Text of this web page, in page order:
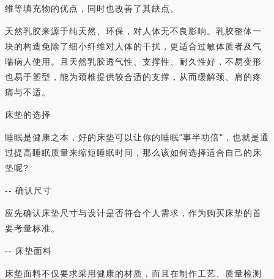
维等填充物的优点，同时也改善了其缺点。
天然乳胶来源于纯天然、环保，对人体无不良影响。乳胶整体一
块的构造免除了细小纤维对人体的干扰，更适合过敏体质者及气
喘病人使用。且天然乳胶透气性、支撑性、耐久性好，不易变形
也易于塑型，能为颈椎提供较合适的支撑，从而缓解颈、肩的疼
痛与不适。
床垫的选择
睡眠是健康之本，好的床垫可以让你的睡眠"事半功倍"，也就是通
过提高睡眠质量来缩短睡眠时间，那么该如何选择适合自己的床
垫呢?
-- 确认尺寸
应先确认床垫尺寸与设计是否符合个人需求，作为购买床垫的首
要考量标准。
-- 床垫面料
床垫面料不仅要求采用健康的材质，而且在制作工艺、质量检测